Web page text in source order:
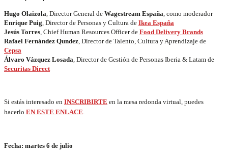
Hugo Olaizola , Director General de Wagestream España , como moderador
Enrique Puig , Director de Personas y Cultura de Ikea España
Jesús Torres , Chief Human Resources Officer de Food Delivery Brands
Rafael Fernández Qundez , Director de Talento, Cultura y Aprendizaje de
Cepsa
Álvaro Vázquez Losada , Director de Gestión de Personas Iberia & Latam de
Securitas Direct
Si estás interesado en INSCRIBIRTE en la mesa redonda virtual, puedes
hacerlo EN ESTE ENLACE
Fecha: martes 6 de julio